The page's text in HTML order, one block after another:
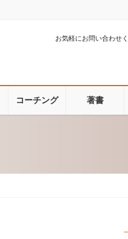
お気軽にお問い合わせ
コーチング 著書